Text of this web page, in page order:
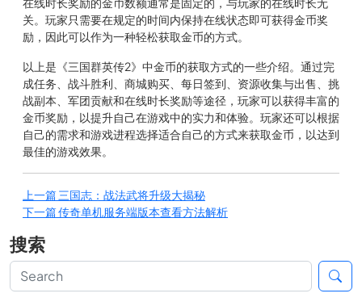
关。玩家只需要在规定的时间内保持在线状态即可获得金币奖
励，因此可以作为一种轻松获取金币的方式。
以上是《三国群英传2》中金币的获取方式的一些介绍。通过完
成任务、战斗胜利、商城购买、每日签到、资源收集与出售、挑
战副本、军团贡献和在线时长奖励等途径，玩家可以获得丰富的
金币奖励，以提升自己在游戏中的实力和体验。玩家还可以根据
自己的需求和游戏进程选择适合自己的方式来获取金币，以达到
最佳的游戏效果。
上一篇三国志：战法武将升级大揭秘
下一篇传奇单机服务端版本查看方法解析
搜索